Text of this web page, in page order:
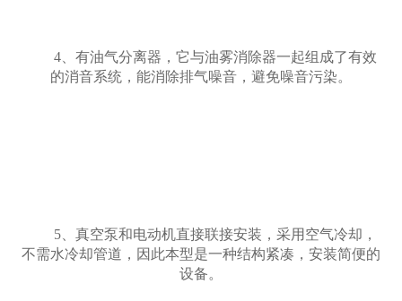
4、有油气分离器，它与油雾消除器一起组成了有效
的消音系统，能消除排气噪音，避免噪音污染。
5、真空泵和电动机直接联接安装，采用空气冷却，
不需水冷却管道，因此本型是一种结构紧凑，安装简便的
设备。